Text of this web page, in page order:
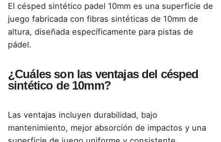
El césped sintético padel 10mm es una superficie de
juego fabricada con fibras sintéticas de 10mm de
altura, diseñada específicamente para pistas de
pádel.
¿Cuáles son las ventajas del césped
sintético de 10mm?
Las ventajas incluyen durabilidad, bajo
mantenimiento, mejor absorción de impactos y una